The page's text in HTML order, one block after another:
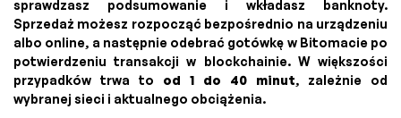
sprawdzasz podsumowanie i wkładasz banknoty.
Sprzedaż możesz rozpocząć bezpośrednio na urządzeniu
albo online, a następnie odebrać gotówkę w Bitomacie po
potwierdzeniu transakcji w blockchainie. W większości
przypadków trwa to od 1 do 40 minut, zależnie od
wybranej sieci i aktualnego obciążenia.